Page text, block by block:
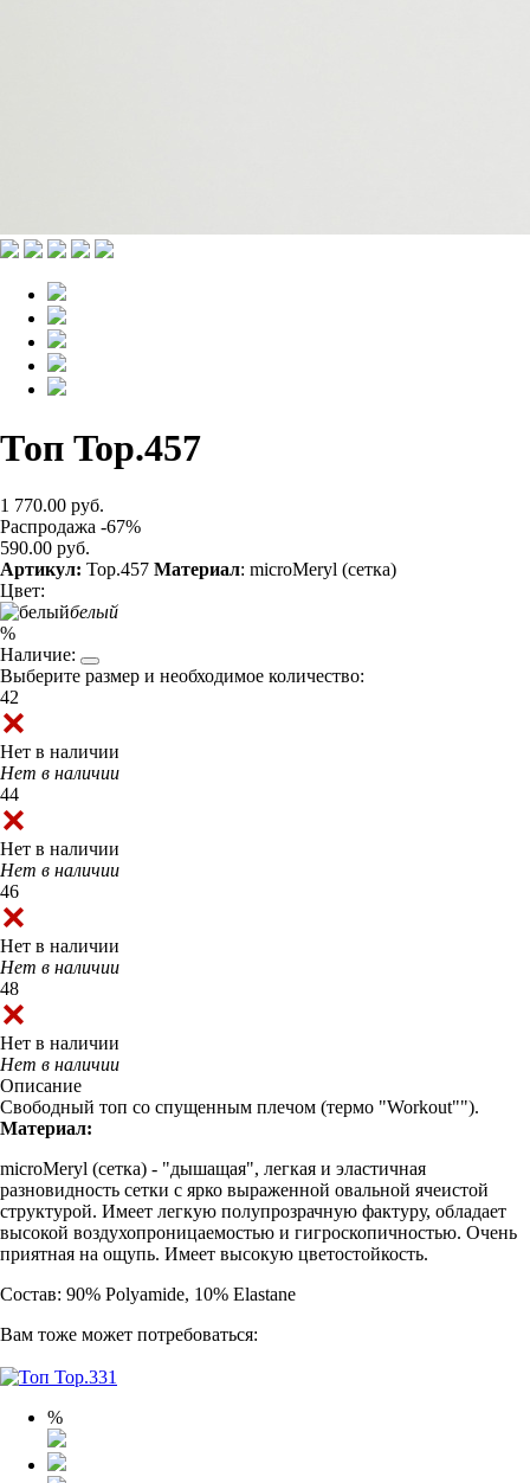
Топ Top.457
1 770.00 руб.
Распродажа -67%
590.00 руб.
Артикул: Top.457 Материал: microMeryl (сетка)
Цвет:
белый
%
Наличие:
Выберите размер и необходимое количество:
42
Нет в наличии
Нет в наличии
44
Нет в наличии
Нет в наличии
46
Нет в наличии
Нет в наличии
48
Нет в наличии
Нет в наличии
Описание
Свободный топ со спущенным плечом (термо "Workout"").
Материал:
microMeryl (сетка) - "дышащая", легкая и эластичная
разновидность сетки с ярко выраженной овальной ячеистой
структурой. Имеет легкую полупрозрачную фактуру, обладает
высокой воздухопроницаемостью и гигроскопичностью. Очень
приятная на ощупь. Имеет высокую цветостойкость.
Состав: 90% Polyamide, 10% Elastane
Вам тоже может потребоваться:
%